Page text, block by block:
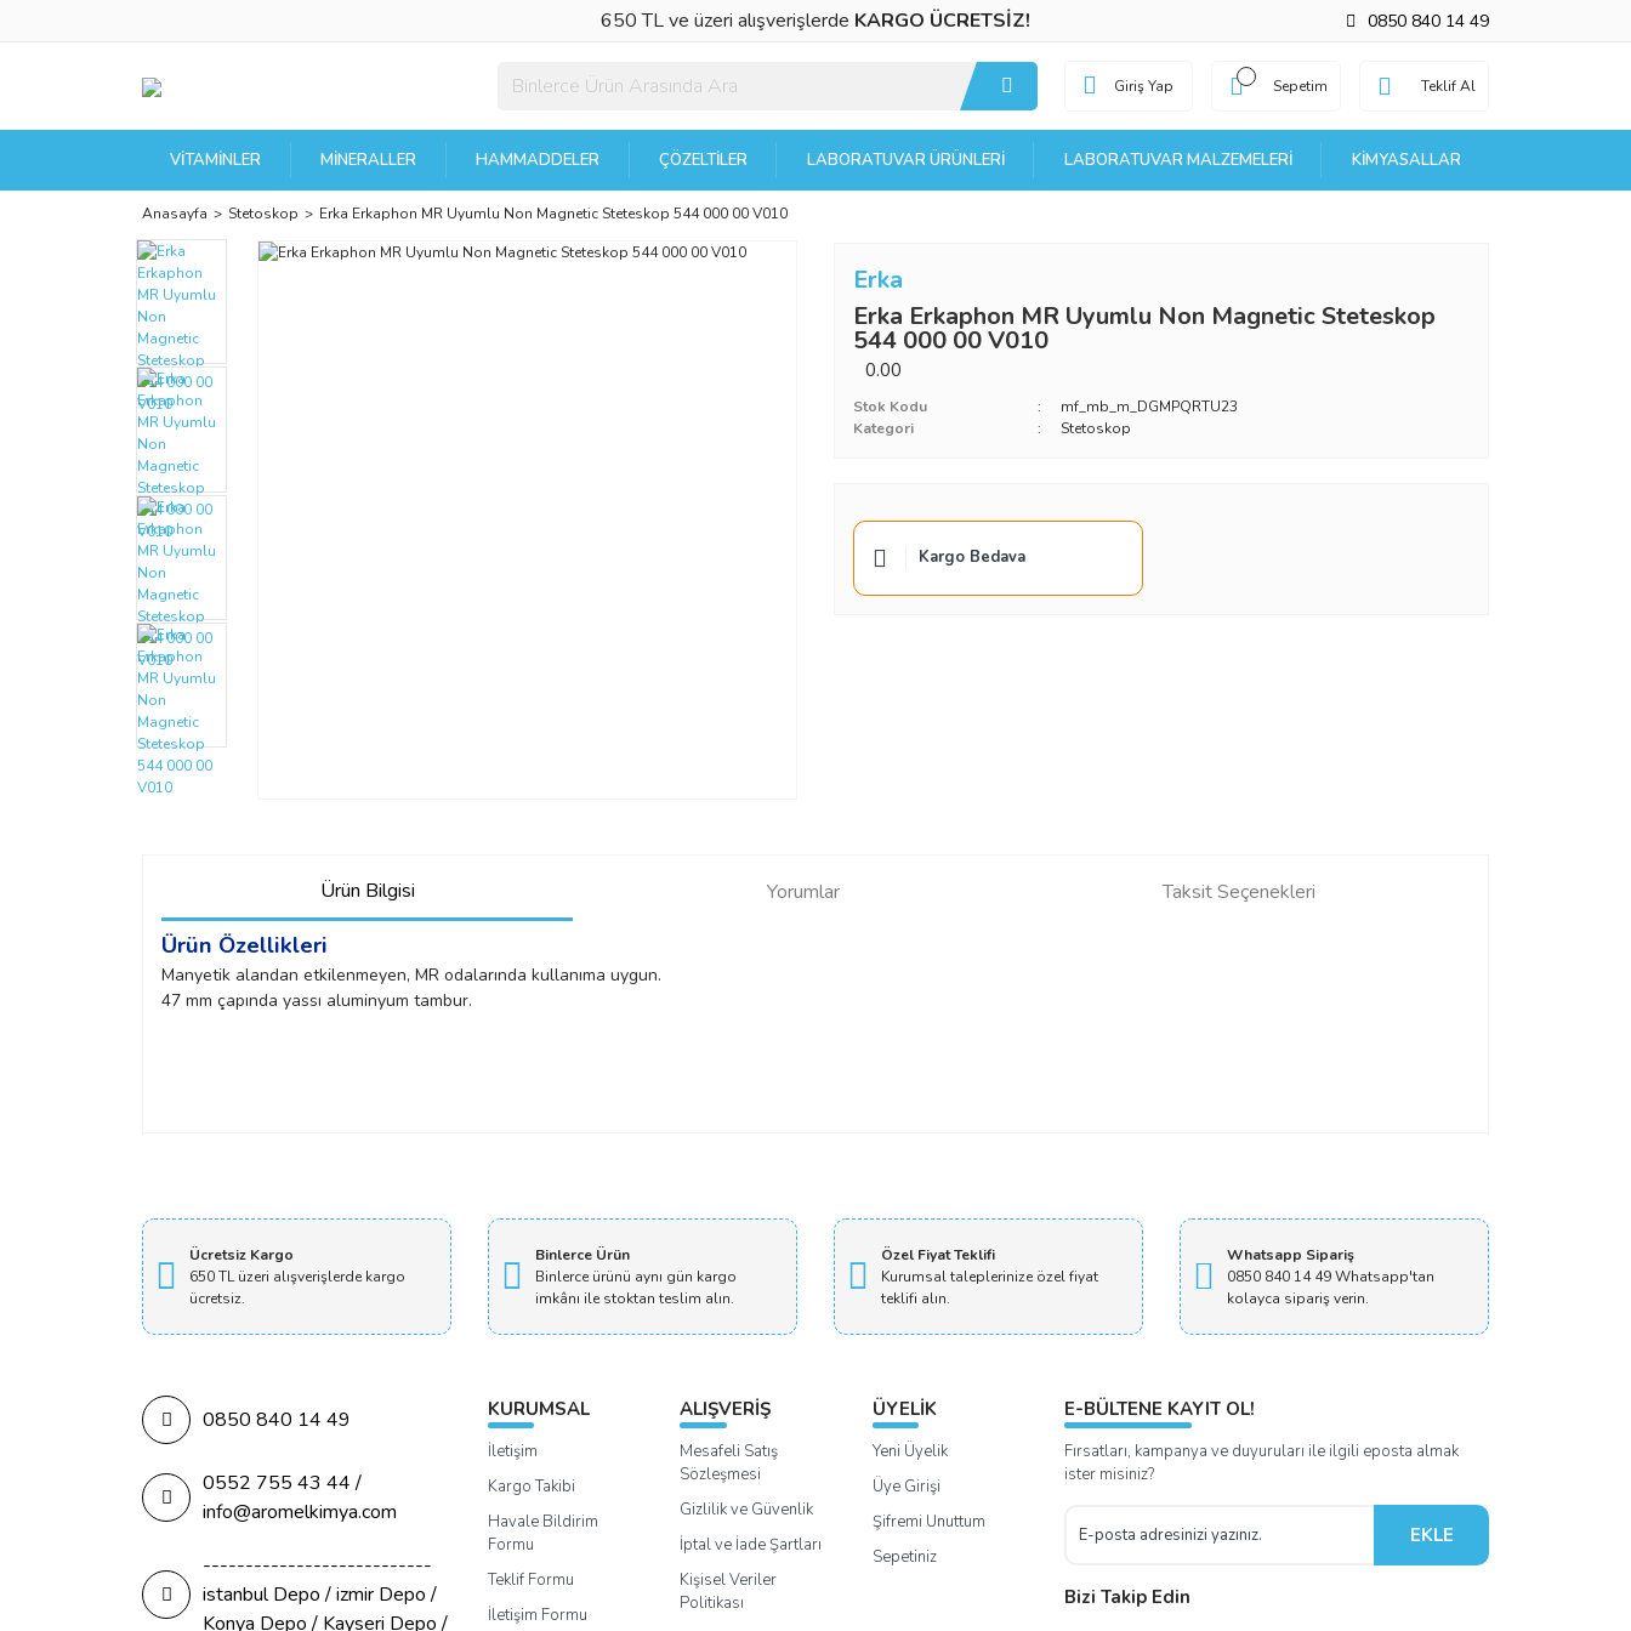
650 TL ve üzeri alışverişlerde KARGO ÜCRETSİZ! 0850 840 14 49
Giriş Yap Sepetim Teklif Al
VITAMINLER MINERALLER HAMMADDELER ÇÖZELTILER LABORATUVAR ÜRÜNLERI LABORATUVAR MALZEMELERI KIMYASALLAR
Anasayfa Stetoskop Erka Erkaphon MR Uyumlu Non Magnetic Steteskop 544 000 00 V010
Erka
Erka Erkaphon MR Uyumlu Non Magnetic Steteskop
544 000 00 V010
0.00
Stok Kodu
mf_mb_m_DGMPQRTU23
Kategori
Stetoskop
Kargo Bedava
Ürün Bilgisi Yorumlar Taksit Seçenekleri
Ürün Özellikleri
Manyetik alandan etkilenmeyen, MR odalarında kullanıma uygun.
47 mm çapında yassı aluminyum tambur.
Ücretsiz Kargo
650 TL üzeri alışverişlerde kargo
ücretsiz.
Binlerce Ürün
Binlerce ürünü aynı gün kargo
imkânı ile stoktan teslim alın.
Özel Fiyat Teklifi
Kurumsal taleplerinize özel fiyat
teklifi alın.
Whatsapp Sipariş
0850 840 14 49 Whatsapp'tan
kolayca sipariş verin.
0850 840 14 49
0552 755 43 44 /
info@aromelkimya.com
---------------------------
istanbul Depo / izmir Depo /
Konya Depo / Kayseri Depo /
KURUMSAL
İletişim
Kargo Takibi
Havale Bildirim
Formu
Teklif Formu
İletişim Formu
ALIŞVERİŞ
Mesafeli Satış
Sözleşmesi
Gizlilik ve Güvenlik
İptal ve İade Şartları
Kişisel Veriler
Politikası
ÜYELİK
Yeni Üyelik
Üye Girişi
Şifremi Unuttum
Sepetiniz
E-BÜLTENE KAYIT OL!
Fırsatları, kampanya ve duyuruları ile ilgili eposta almak
ister misiniz?
EKLE
Bizi Takip Edin